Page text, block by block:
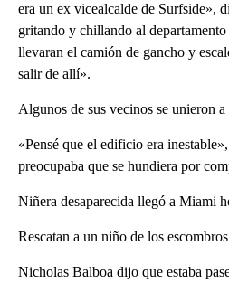
era un ex vicealcalde de Surfside»,
gritando y chillando al
llevaran el camión de gancho y
salir de allí».
Algunos de sus vecinos se unieron
«Pensé que el edificio era
preocupaba que se hundiera por
Niñera desaparecida llegó a Miami
Rescatan a un niño de los escombros
Nicholas Balboa dijo que estaba